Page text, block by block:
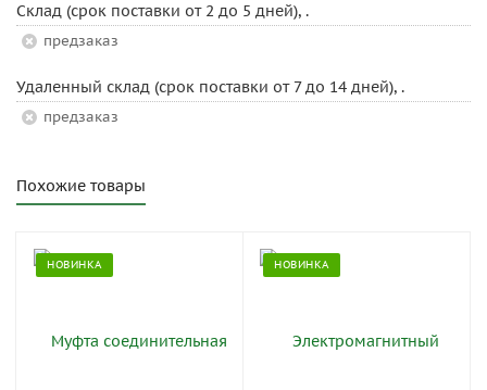
Склад (срок поставки от 2 до 5 дней), .
Предзаказ
Удаленный склад (срок поставки от 7 до 14 дней), .
Предзаказ
Похожие товары
НОВИНКА НОВИНКА